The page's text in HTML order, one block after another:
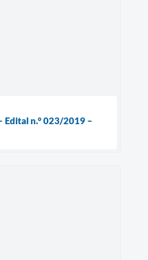
Edital n.° 023/2019 –